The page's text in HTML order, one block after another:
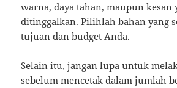
warna, daya tahan, maupun kesan
ditinggalkan. Pilihlah bahan yang
tujuan dan budget Anda.
Selain itu, jangan lupa untuk
sebelum mencetak dalam jumlah